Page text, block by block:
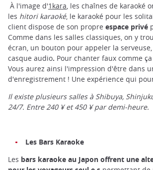
À l'image d'1kara , les chaînes de karaoké
les hitori karaoké, le karaoké pour les
client dispose de son propre espace privé
Comme dans les salles classiques, on y
écran, un bouton pour appeler la
casque audio. Pour chanter faux comme ça
Vous aurez ainsi l'impression d'être dans
d'enregistrement ! Une expérience qui
Il existe plusieurs salles à Shibuya,
24/7. Entre 240 ¥ et 450 ¥ par demi-heure.
Les Bars Karaoke
Les bars karaoke au Japon offrent une